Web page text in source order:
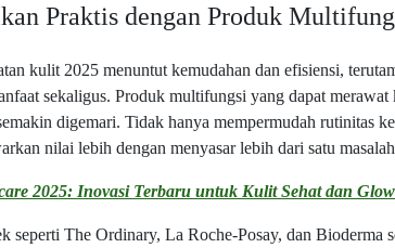
Praktis dengan Produk
kulit 2025 menuntut kemudahan dan efisiensi,
sekaligus. Produk multifungsi yang dapat
digemari. Tidak hanya mempermudah rutinitas
nilai lebih dengan menyasar lebih dari satu
2025: Inovasi Terbaru untuk Kulit Sehat dan
seperti The Ordinary, La Roche-Posay, dan Bioderma